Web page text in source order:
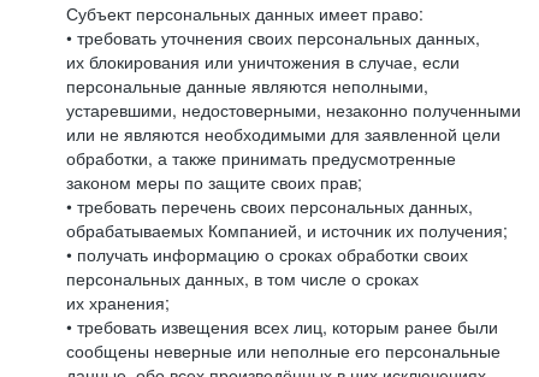
Субъект персональных данных имеет право:
• требовать уточнения своих персональных данных,
их блокирования или уничтожения в случае, если
персональные данные являются неполными,
устаревшими, недостоверными, незаконно полученными
или не являются необходимыми для заявленной цели
обработки, а также принимать предусмотренные
законом меры по защите своих прав;
• требовать перечень своих персональных данных,
обрабатываемых Компанией, и источник их получения;
• получать информацию о сроках обработки своих
персональных данных, в том числе о сроках
их хранения;
• требовать извещения всех лиц, которым ранее были
сообщены неверные или неполные его персональные